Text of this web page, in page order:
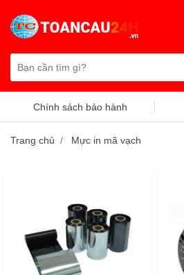
Hình thức thanh toán
Trang chủ Mực in mã vạch